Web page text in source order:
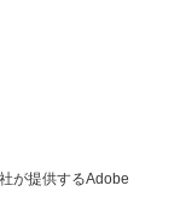
が提供するAdobe